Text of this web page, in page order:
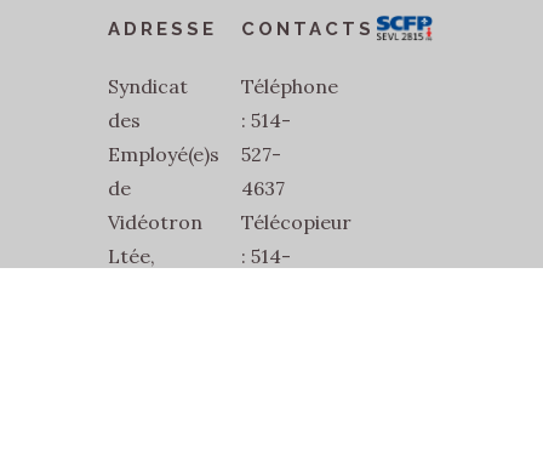
ADRESSE
Syndicat
des
Employé(e)s
de
Vidéotron
Ltée,
CONTACTS
Téléphone
: 514-
527-
4637
Télécopieur
: 514-